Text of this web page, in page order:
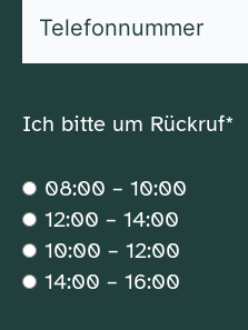
Ich bitte um Rückruf*
08:00 – 10:00
12:00 – 14:00
10:00 – 12:00
14:00 – 16:00